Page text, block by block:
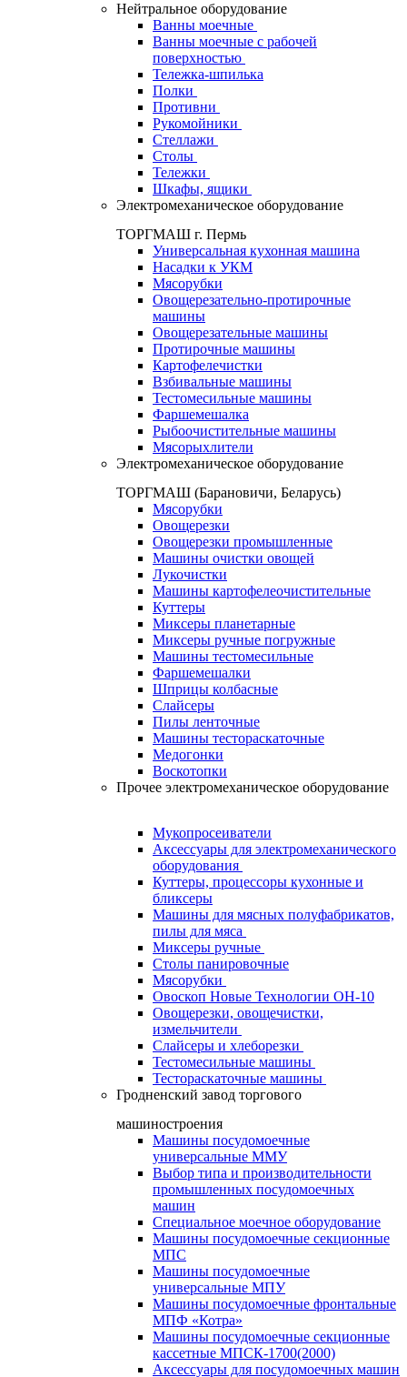
Нейтральное оборудование
Ванны моечные
Ванны моечные с рабочей
поверхностью
Тележка-шпилька
Полки
Противни
Рукомойники
Стеллажи
Столы
Тележки
Шкафы, ящики
Электромеханическое оборудование
ТОРГМАШ г. Пермь
Универсальная кухонная машина
Насадки к УКМ
Мясорубки
Овощерезательно-протирочные
машины
Овощерезательные машины
Протирочные машины
Картофелечистки
Взбивальные машины
Тестомесильные машины
Фаршемешалка
Рыбоочистительные машины
Мясорыхлители
Электромеханическое оборудование
ТОРГМАШ (Барановичи, Беларусь)
Мясорубки
Овощерезки
Овощерезки промышленные
Машины очистки овощей
Лукочистки
Машины картофелеочистительные
Куттеры
Миксеры планетарные
Миксеры ручные погружные
Машины тестомесильные
Фаршемешалки
Шприцы колбасные
Слайсеры
Пилы ленточные
Машины тестораскаточные
Медогонки
Воскотопки
Прочее электромеханическое оборудование
Мукопросеиватели
Аксессуары для электромеханического
оборудования
Куттеры, процессоры кухонные и
бликсеры
Машины для мясных полуфабрикатов,
пилы для мяса
Миксеры ручные
Столы панировочные
Мясорубки
Овоскоп Новые Технологии ОН-10
Овощерезки, овощечистки,
измельчители
Слайсеры и хлеборезки
Тестомесильные машины
Тестораскаточные машины
Гродненский завод торгового
машиностроения
Машины посудомоечные
универсальные ММУ
Выбор типа и производительности
промышленных посудомоечных
машин
Специальное моечное оборудование
Машины посудомоечные секционные
МПС
Машины посудомоечные
универсальные МПУ
Машины посудомоечные фронтальные
МПФ «Котра»
Машины посудомоечные секционные
кассетные МПСК-1700(2000)
Аксессуары для посудомоечных машин